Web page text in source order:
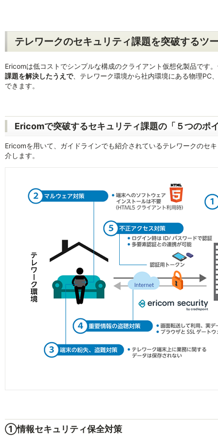
テレワークのセキュリティ課題を突破するツ
Ericomは低コストでシンプルな構成のクライアント仮想化製品です
課題を解決したうえで、テレワーク環境から社内環境にある物理PC
できます。
Ericomで突破するセキュリティ課題の「５つのポ
Ericomを用いて、ガイドラインでも紹介されているテレワークのセ
介します。
①情報セキュリティ保全対策